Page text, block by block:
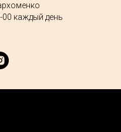
каждый день